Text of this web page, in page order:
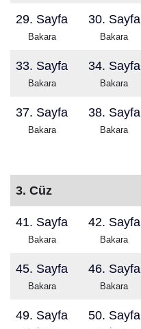
29. Sayfa
Bakara
30. Sayfa
Bakara
33. Sayfa
Bakara
34. Sayfa
Bakara
37. Sayfa
Bakara
38. Sayfa
Bakara
3. Cüz
41. Sayfa
Bakara
42. Sayfa
Bakara
45. Sayfa
Bakara
46. Sayfa
Bakara
49. Sayfa 50. Sayfa